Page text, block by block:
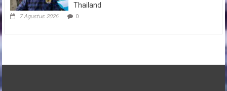
Thailand
7 Agustus 2026 0